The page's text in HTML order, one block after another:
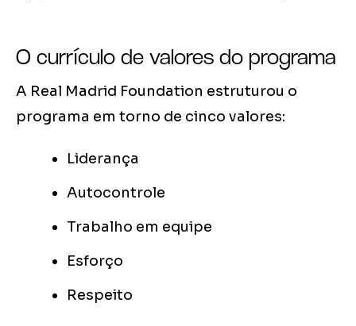
O currículo de valores do programa
A Real Madrid Foundation estruturou o
programa em torno de cinco valores:
Liderança
Autocontrole
Trabalho em equipe
Esforço
Respeito